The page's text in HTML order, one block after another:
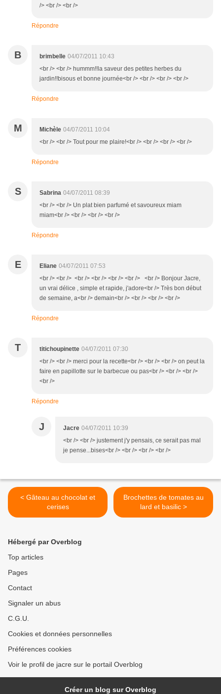
/> <br /> <br />
Répondre
B brimbelle 04/07/2011 10:43
<br /> <br /> hummm!!la saveur des petites herbes du
jardin!!bisous et bonne journée<br /> <br /> <br /> <br />
Répondre
M Michèle 04/07/2011 10:04
<br /> <br /> Tout pour me plaire!<br /> <br /> <br /> <br />
Répondre
S Sabrina 04/07/2011 08:39
<br /> <br /> Un plat bien parfumé et savoureux miam
miam<br /> <br /> <br /> <br />
Répondre
E Eliane 04/07/2011 07:53
<br /> <br /> <br /> <br /> <br /> <br /> <br /> Bonjour Jacre,
un vrai délice , simple et rapide, j'adore<br /> Très bon début
de semaine, a<br /> demain<br /> <br /> <br /> <br />
Répondre
T titichoupinette 04/07/2011 07:30
<br /> <br /> merci pour la recette<br /> <br /> <br /> on peut la
faire en papillotte sur le barbecue ou pas<br /> <br /> <br />
<br />
Répondre
J Jacre 04/07/2011 10:39
<br /> <br /> justement j'y pensais, ce serait pas mal
je pense...bises<br /> <br /> <br /> <br />
< Gâteau au chocolat et
cerises
Brochettes de tomates au
lard et basilic >
Hébergé par Overblog
Top articles
Pages
Contact
Signaler un abus
C.G.U.
Cookies et données personnelles
Préférences cookies
Voir le profil de jacre sur le portail Overblog
Créer un blog sur Overblog